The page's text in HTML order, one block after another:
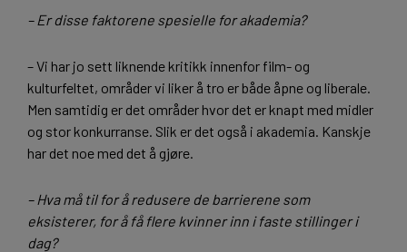
– Er disse faktorene spesielle for akademia?
– Vi har jo sett liknende kritikk innenfor film- og
kulturfeltet, områder vi liker å tro er både åpne og liberale.
Men samtidig er det områder hvor det er knapt med midler
og stor konkurranse. Slik er det også i akademia. Kanskje
har det noe med det å gjøre.
– Hva må til for å redusere de barrierene som
eksisterer, for å få flere kvinner inn i faste stillinger i
dag?